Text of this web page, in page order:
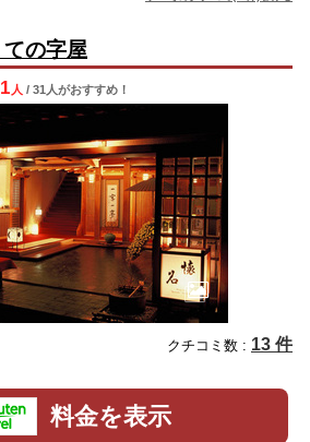
の字屋
1 人 / 31人がおすすめ！
クチコミ数 : 13 件
料金を表示